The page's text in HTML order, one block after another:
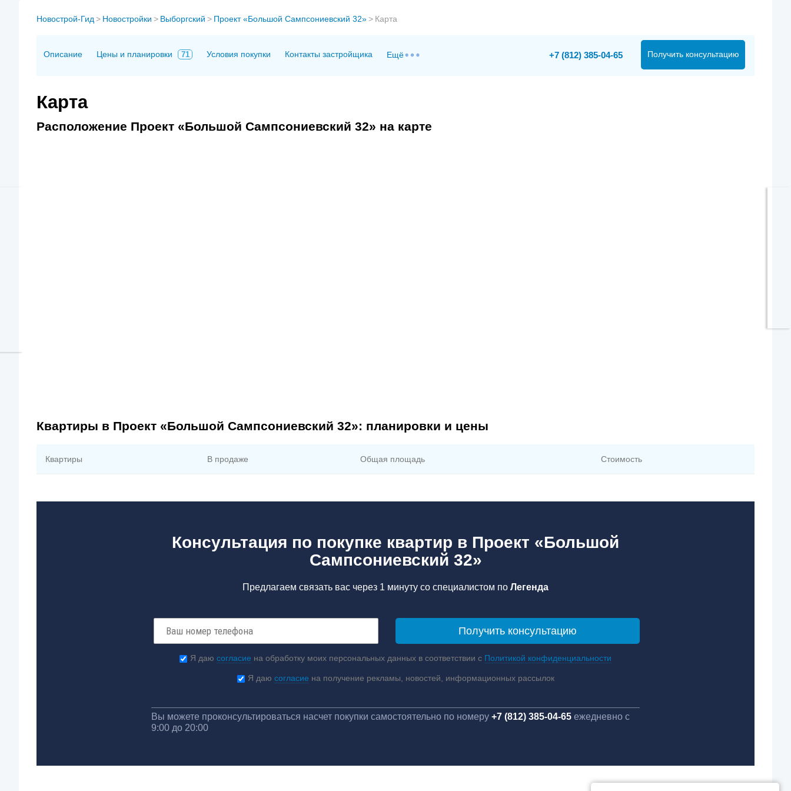
Новострой-Гид > Новостройки > Выборгский > Проект «Большой Сампсониевский 32»> Карта
Описание Цены и планировки 71 Условия покупки Контакты застройщика Ещё Получить консультацию
+7 (812) 385-04-65
Карта
Расположение Проект «Большой Сампсониевский 32» на карте
Квартиры в Проект «Большой Сампсониевский 32»: планировки и цены
Квартиры В продаже Общая площадь Стоимость
Консультация по покупке квартир в Проект «Большой
Сампсониевский 32»
Предлагаем связать вас через 1 минуту со специалистом по Легенда
Я даю согласие на обработку моих персональных данных в соответствии с Политикой конфиденциальности
Я даю согласие на получение рекламы, новостей, информационных рассылок
Вы можете проконсультироваться насчет покупки самостоятельно по номеру+7 (812) 385-04-65 ежедневно с
9:00 до 20:00